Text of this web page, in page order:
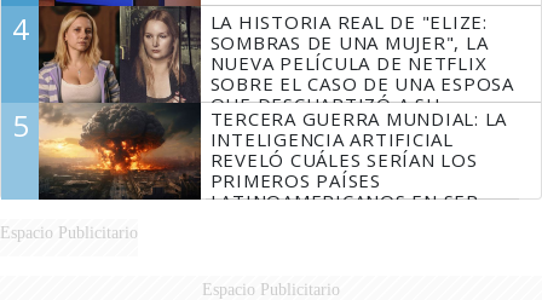
4
LA HISTORIA REAL DE "ELIZE:
SOMBRAS DE UNA MUJER", LA
NUEVA PELÍCULA DE NETFLIX
SOBRE EL CASO DE UNA ESPOSA
QUE DESCUARTIZÓ A SU
MARIDO
5
TERCERA GUERRA MUNDIAL: LA
INTELIGENCIA ARTIFICIAL
REVELÓ CUÁLES SERÍAN LOS
PRIMEROS PAÍSES
LATINOAMERICANOS EN SER
Espacio Publicitario
Espacio Publicitario